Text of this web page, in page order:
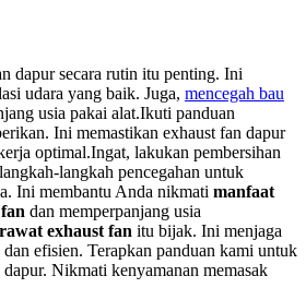
dapur secara rutin itu penting. Ini
udara yang baik. Juga, mencegah bau
usia pakai alat.Ikuti panduan
Ini memastikan exhaust fan dapur
optimal.Ingat, lakukan pembersihan
langkah pencegahan untuk
Ini membantu Anda nikmati manfaat
dan memperpanjang usia
exhaust fan itu bijak. Ini menjaga
efisien. Terapkan panduan kami untuk
Nikmati kenyamanan memasak